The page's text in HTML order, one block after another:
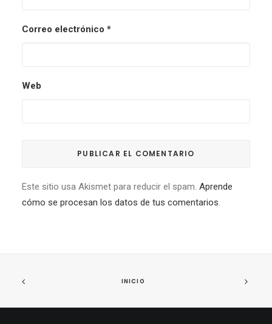
Correo electrónico *
Web
Este sitio usa Akismet para reducir el spam. Aprende
cómo se procesan los datos de tus comentarios.
INICIO